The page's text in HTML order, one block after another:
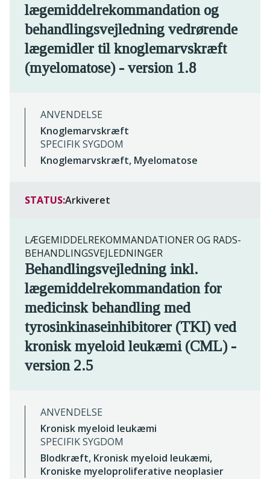
lægemiddelrekommandation og
behandlingsvejledning vedrørende
lægemidler til knoglemarvskræft
(myelomatose) - version 1.8
ANVENDELSE
Knoglemarvskræft
SPECIFIK SYGDOM
Knoglemarvskræft, Myelomatose
STATUS:Arkiveret
LÆGEMIDDELREKOMMANDATIONER OG RADS-
BEHANDLINGSVEJLEDNINGER
Behandlingsvejledning inkl.
lægemiddelrekommandation for
medicinsk behandling med
tyrosinkinaseinhibitorer (TKI) ved
kronisk myeloid leukæmi (CML) -
version 2.5
ANVENDELSE
Kronisk myeloid leukæmi
SPECIFIK SYGDOM
Blodkræft, Kronisk myeloid leukæmi,
Kroniske myeloproliferative neoplasier